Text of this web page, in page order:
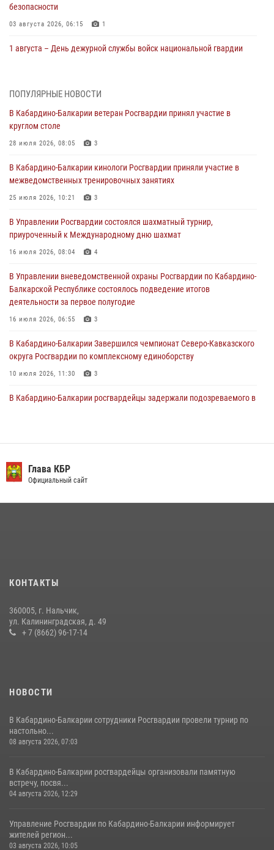
безопасности
03 августа 2026, 06:15 1
1 августа – День дежурной службы войск национальной гвардии
мировой войне 1914-1918 годов
01 августа 2026, 07:30
поздравил специалистов подразделений тыла с профессиональным
праздником
01 августа 2026, 00:10
Росгвардия обеспечивает безопасность граждан на южном
направлении
31 июля 2026, 09:22
Состоялась рабочая встреча директора Росгвардии Героя России
генерала армии Виктора Золотова с заместителем полномочного
представителя Президента Российской Федерации в Северо-
Кавказском федеральном округе Виталием Кузнецовым
ПОПУЛЯРНЫЕ НОВОСТИ
В Кабардино-Балкарии ветеран Росгвардии принял участие в
круглом столе
28 июля 2026, 08:05 3
В Кабардино-Балкарии кинологи Росгвардии приняли участие в
межведомственных тренировочных занятиях
25 июля 2026, 10:21 3
В Управлении Росгвардии состоялся шахматный турнир,
приуроченный к Международному дню шахмат
16 июля 2026, 08:04 4
В Управлении вневедомственной охраны Росгвардии по Кабардино-
Балкарской Республике состоялось подведение итогов
деятельности за первое полугодие
16 июля 2026, 06:55 3
В Кабардино-Балкарии Завершился чемпионат Северо-Кавказского
округа Росгвардии по комплексному единоборству
10 июля 2026, 11:30 3
В Кабардино-Балкарии росгвардейцы задержали подозреваемого в
округе Росгвардии
09 июля 2026, 08:36
В Кабардино-Балкарии при силовой поддержке Росгвардии изъяты
оружие и наркотические средства
Глава КБР
Официальный сайт
КОНТАКТЫ
360005, г. Нальчик,
ул. Калининградская, д. 49
+ 7 (8662) 96-17-14
НОВОСТИ
В Кабардино-Балкарии сотрудники Росгвардии провели турнир по
настольно...
08 августа 2026, 07:03
В Кабардино-Балкарии росгвардейцы организовали памятную
встречу, посвя...
04 августа 2026, 12:29
Управление Росгвардии по Кабардино-Балкарии информирует
жителей регион...
03 августа 2026, 10:05